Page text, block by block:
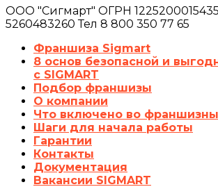
ООО "Сигмарт" ОГРН
5260483260 Тел 8 800 350 77 65
Франшиза Sigmart
8 основ безопасной и
с SIGMART
Подбор франшизы
О компании
Что включено во
Шаги для начала работы
Гарантии
Контакты
Документация
Вакансии SIGMART